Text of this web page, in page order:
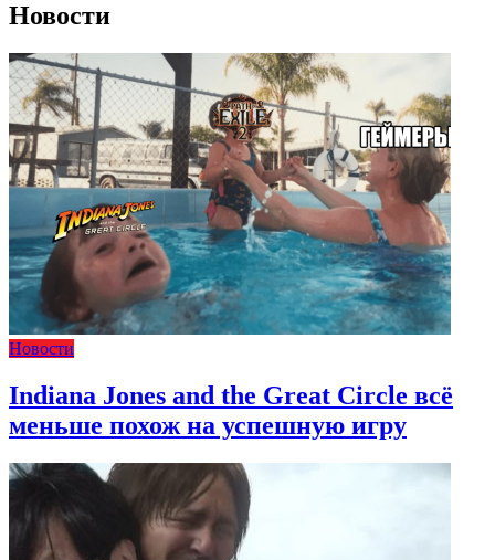
Новости
Новости
Indiana Jones and the Great Circle всё
меньше похож на успешную игру